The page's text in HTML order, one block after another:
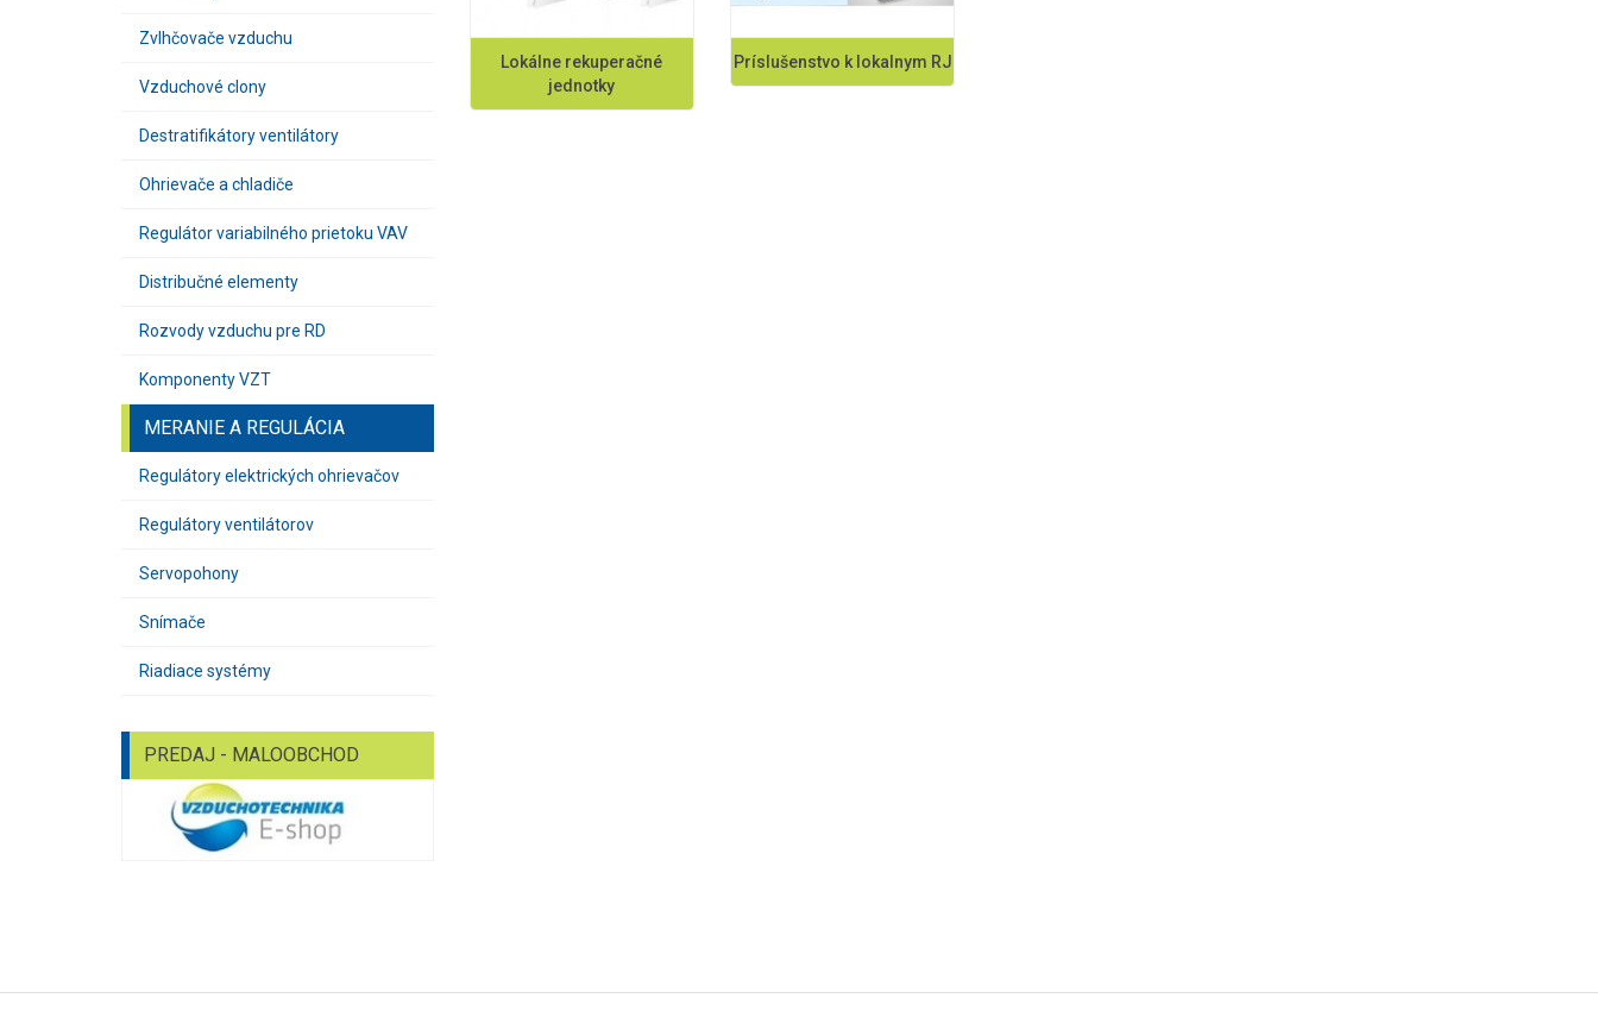
Zvlhčovače vzduchu
Vzduchové clony
Destratifikátory ventilátory
Ohrievače a chladiče
Regulátor variabilného prietoku VAV
Distribučné elementy
Rozvody vzduchu pre RD
Komponenty VZT
MERANIE A REGULÁCIA
Regulátory elektrických ohrievačov
Regulátory ventilátorov
Servopohony
Snímače
Riadiace systémy
PREDAJ - MALOOBCHOD
Lokálne rekuperačné
jednotky
Príslušenstvo k lokalnym RJ